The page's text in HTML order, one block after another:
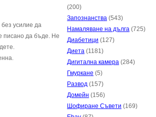
без усилие да
писано да бъде. Не
(200)
Запознанства (543)
Намаляване на дълга (725)
Диабетици (127)
Диета (1181)
Дигитална камера (284)
Гмуркане (5)
Развод (157)
Домейн (156)
Шофиране Съвети (169)